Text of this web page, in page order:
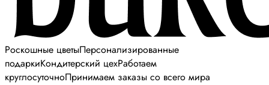
Роскошные цветыПерсонализированные
подаркиКондитерский цехРаботаем
круглосуточноПринимаем заказы со всего мира